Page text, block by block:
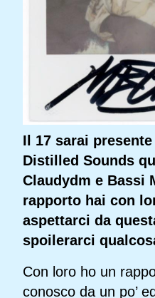
Il 17 sarai
Distilled Sounds
Claudydm e Bassi
rapporto hai con
aspettarci da
spoilerarci
Con loro ho un
conosco da un po’